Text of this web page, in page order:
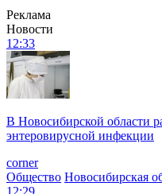
Реклама
Новости
12:33
В Новосибирской области
энтеровирусной инфекции
corner
Общество Новосибирская
12:29